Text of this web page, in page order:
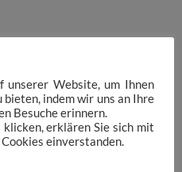
unserer Website, um Ihnen
indem wir uns an Ihre
Besuche erinnern.
erklären Sie sich mit
einverstanden.